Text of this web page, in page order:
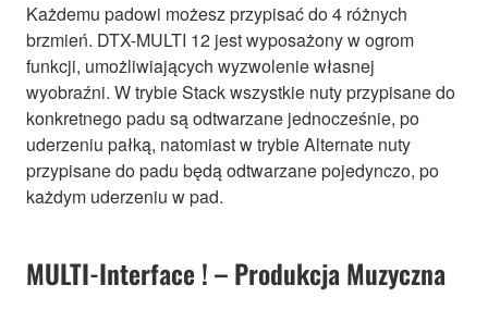
Każdemu padowi możesz przypisać do 4 różnych
brzmień. DTX-MULTI 12 jest wyposażony w ogrom
funkcji, umożliwiających wyzwolenie własnej
wyobraźni. W trybie Stack wszystkie nuty przypisane do
konkretnego padu są odtwarzane jednocześnie, po
uderzeniu pałką, natomiast w trybie Alternate nuty
przypisane do padu będą odtwarzane pojedynczo, po
każdym uderzeniu w pad.
MULTI-Interface ! – Produkcja Muzyczna